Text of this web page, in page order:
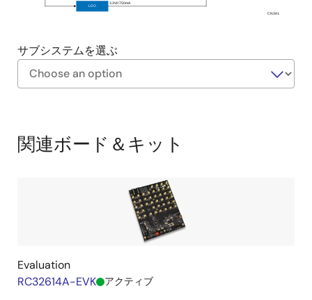
CN341
LDO
3.3V/<750mA
サブシステムを選ぶ
Diagram
関連ボード＆キット
Evaluation
RC32614A-EVK
アクティブ